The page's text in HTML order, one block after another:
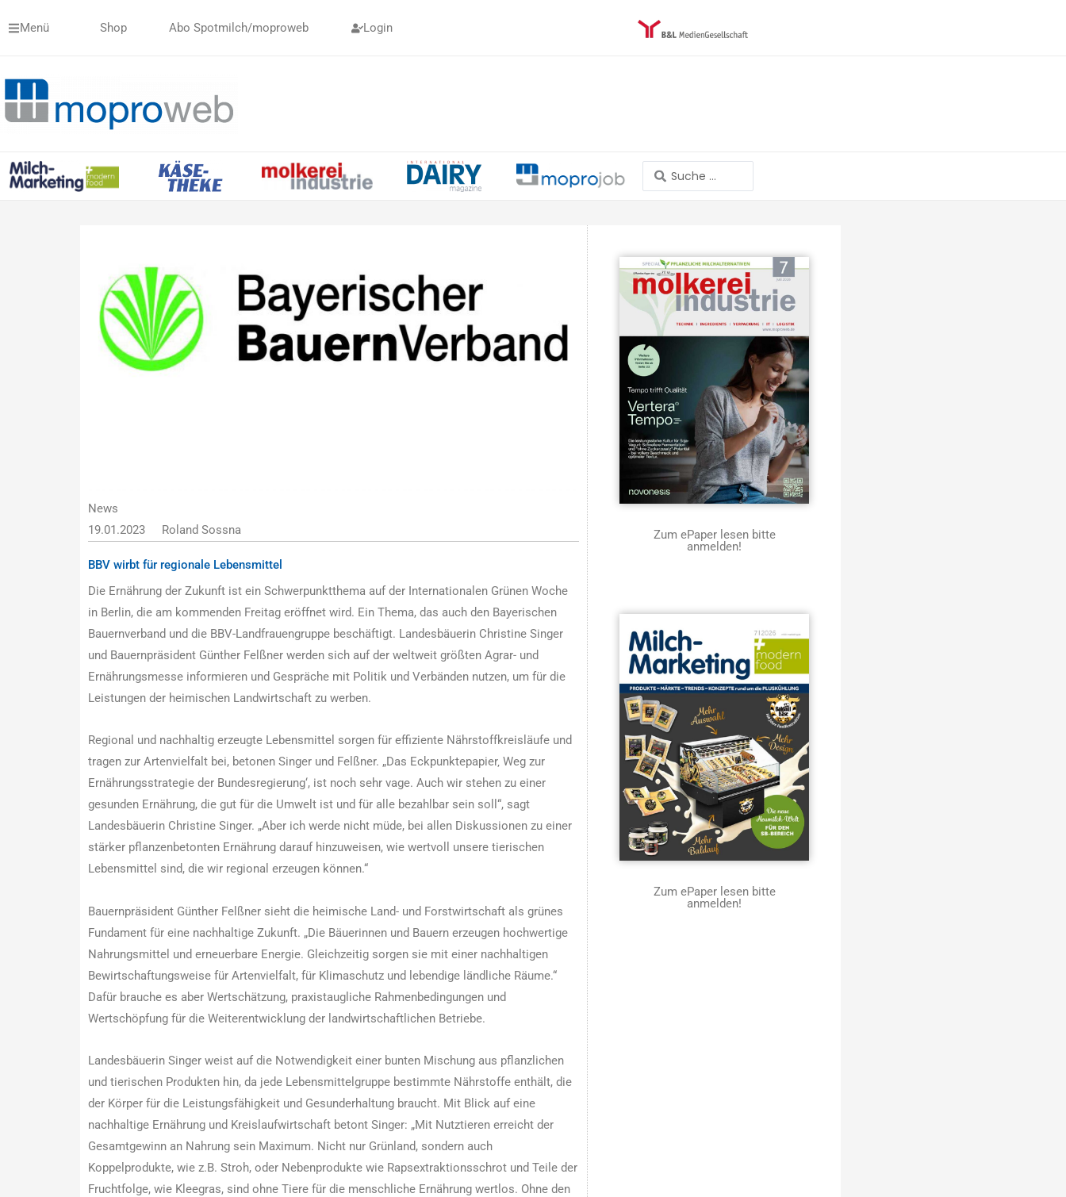
InhaltMenü Shop Abo Spotmilch/moproweb Login
Search
...
News
19.01.2023
Roland Sossna
BBV wirbt für regionale Lebensmittel
Die Ernährung der Zukunft ist ein Schwerpunktthema auf der Internationalen Grünen Woche
in Berlin, die am kommenden Freitag eröffnet wird. Ein Thema, das auch den Bayerischen
Bauernverband und die BBV-Landfrauengruppe beschäftigt. Landesbäuerin Christine Singer
und Bauernpräsident Günther Felßner werden sich auf der weltweit größten Agrar- und
Ernährungsmesse informieren und Gespräche mit Politik und Verbänden nutzen, um für die
Leistungen der heimischen Landwirtschaft zu werben.
Regional und nachhaltig erzeugte Lebensmittel sorgen für effiziente Nährstoffkreisläufe und
tragen zur Artenvielfalt bei, betonen Singer und Felßner. „Das Eckpunktepapier‚ Weg zur
Ernährungsstrategie der Bundesregierung‘, ist noch sehr vage. Auch wir stehen zu einer
gesunden Ernährung, die gut für die Umwelt ist und für alle bezahlbar sein soll“, sagt
Landesbäuerin Christine Singer. „Aber ich werde nicht müde, bei allen Diskussionen zu einer
stärker pflanzenbetonten Ernährung darauf hinzuweisen, wie wertvoll unsere tierischen
Lebensmittel sind, die wir regional erzeugen können.“
Bauernpräsident Günther Felßner sieht die heimische Land- und Forstwirtschaft als grünes
Fundament für eine nachhaltige Zukunft. „Die Bäuerinnen und Bauern erzeugen hochwertige
Nahrungsmittel und erneuerbare Energie. Gleichzeitig sorgen sie mit einer nachhaltigen
Bewirtschaftungsweise für Artenvielfalt, für Klimaschutz und lebendige ländliche Räume.“
Dafür brauche es aber Wertschätzung, praxistaugliche Rahmenbedingungen und
Wertschöpfung für die Weiterentwicklung der landwirtschaftlichen Betriebe.
Landesbäuerin Singer weist auf die Notwendigkeit einer bunten Mischung aus pflanzlichen
und tierischen Produkten hin, da jede Lebensmittelgruppe bestimmte Nährstoffe enthält, die
der Körper für die Leistungsfähigkeit und Gesunderhaltung braucht. Mit Blick auf eine
nachhaltige Ernährung und Kreislaufwirtschaft betont Singer: „Mit Nutztieren erreicht der
Gesamtgewinn an Nahrung sein Maximum. Nicht nur Grünland, sondern auch
Koppelprodukte, wie z.B. Stroh, oder Nebenprodukte wie Rapsextraktionsschrot und Teile der
Fruchtfolge, wie Kleegras, sind ohne Tiere für die menschliche Ernährung wertlos. Ohne den
Zum ePaper lesen bitte
anmelden!
Zum ePaper lesen bitte
anmelden!